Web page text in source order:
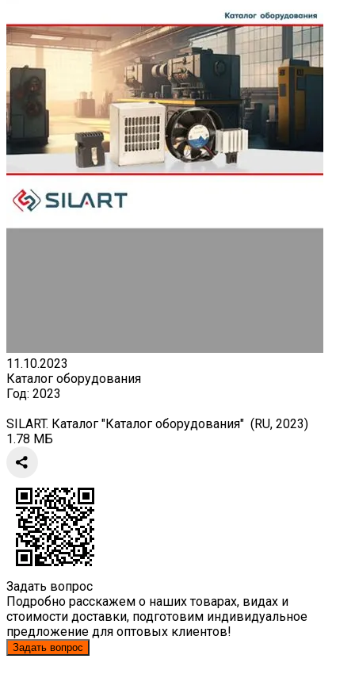
11.10.2023
Каталог оборудования
Год: 2023
SILART. Каталог "Каталог оборудования" (RU, 2023)
1.78 МБ
Задать вопрос
Подробно расскажем о наших товарах, видах и
стоимости доставки, подготовим индивидуальное
предложение для оптовых клиентов!
Задать вопрос